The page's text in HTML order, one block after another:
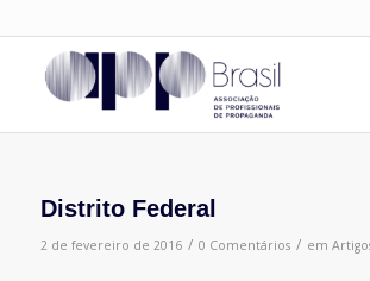
Distrito Federal
2 de fevereiro de 2016 / 0 Comentários / em